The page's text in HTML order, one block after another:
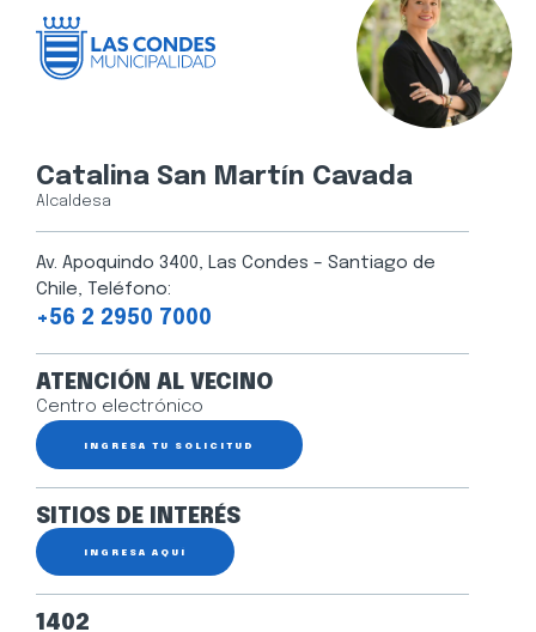
Catalina San Martín Cavada
Alcaldesa
Av. Apoquindo 3400, Las Condes – Santiago de
Chile, Teléfono:
+56 2 2950 7000
ATENCIÓN AL VECINO
Centro electrónico
INGRESA TU SOLICITUD
SITIOS DE INTERÉS
INGRESA AQUÍ
1402